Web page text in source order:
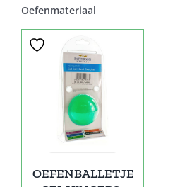
Oefenmateriaal
OEFENBALLETJE